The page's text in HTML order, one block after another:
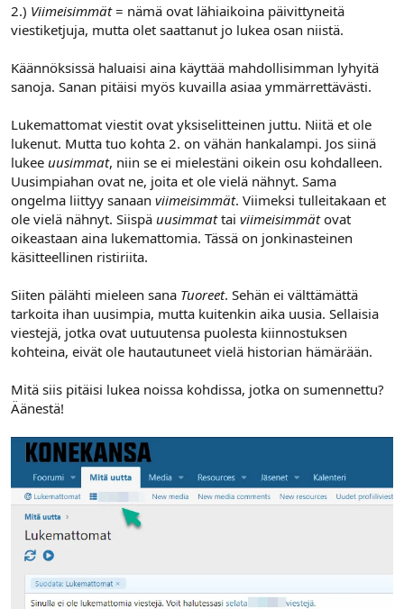
2.) Viimeisimmät= nämä ovat lähiaikoina päivittyneitä
viestiketjuja, mutta olet saattanut jo lukea osan niistä.
Käännöksissä haluaisi aina käyttää mahdollisimman lyhyitä
sanoja. Sanan pitäisi myös kuvailla asiaa ymmärrettävästi.
Lukemattomat viestit ovat yksiselitteinen juttu. Niitä et ole
lukenut. Mutta tuo kohta 2. on vähän hankalampi. Jos siinä
lukee uusimmat, niin se ei mielestäni oikein osu kohdalleen.
Uusimpiahan ovat ne, joita et ole vielä nähnyt. Sama
ongelma liittyy sanaan viimeisimmät. Viimeksi tulleitakaan et
ole vielä nähnyt. Siispä uusimmattai viimeisimmätovat
oikeastaan aina lukemattomia. Tässä on jonkinasteinen
käsitteellinen ristiriita.
Siiten pälähti mieleen sana Tuoreet. Sehän ei välttämättä
tarkoita ihan uusimpia, mutta kuitenkin aika uusia. Sellaisia
viestejä, jotka ovat uutuutensa puolesta kiinnostuksen
kohteina, eivät ole hautautuneet vielä historian hämärään.
Mitä siis pitäisi lukea noissa kohdissa, jotka on sumennettu?
Äänestä!